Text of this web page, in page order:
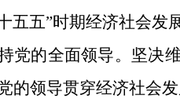
十五五”时期经济社会发
的全面领导。坚决维
的领导贯穿经济社会